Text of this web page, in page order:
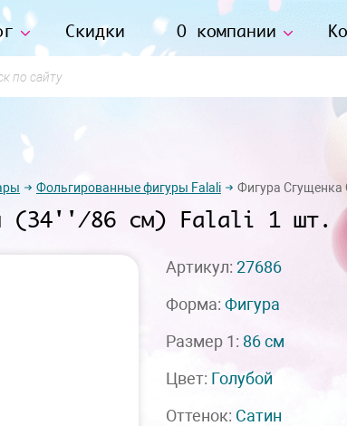
Скидки О компании
Фольгированные фигуры Falali Фигура Сгущенка
(34''/86 см) Falali 1 шт.
Артикул: 27686
Форма: Фигура
Размер 1: 86 см
Цвет: Голубой
Оттенок: Сатин